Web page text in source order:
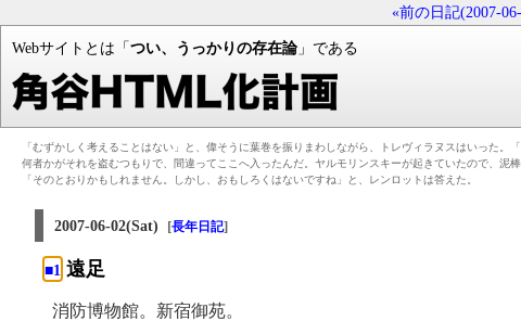
«前の日記(2007-
Webサイトとは「 つい、うっかりの存在論」である
「むずかしく考えることはない」と、偉そうに葉巻を振りまわしながら、トレヴィラヌスはいった
何者かがそれを盗むつもりで、間違ってここへ入ったんだ。ヤルモリンスキーが起きていたので、泥
「そのとおりかもしれません。しかし、おもしろくはないですね」と、レンロットは答えた。
2007-06-02(Sat) [長年日記]
■1 遠足
消防博物館。新宿御苑。